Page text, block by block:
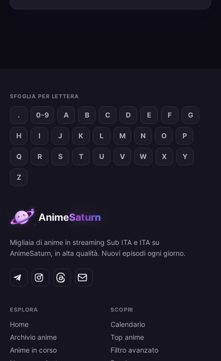
SFOGLIA PER LETTERA
. 0-9 A B C D E F G
H I J K L M N O P
Q R S T U V W X Y
Z
AnimeSaturn
Migliaia di anime in streaming Sub ITA e ITA su
AnimeSaturn, in alta qualità. Nuovi episodi ogni giorno.
ESPLORA
Home
Archivio anime
Anime in corso
SCOPRI
Calendario
Top anime
Filtro avanzato